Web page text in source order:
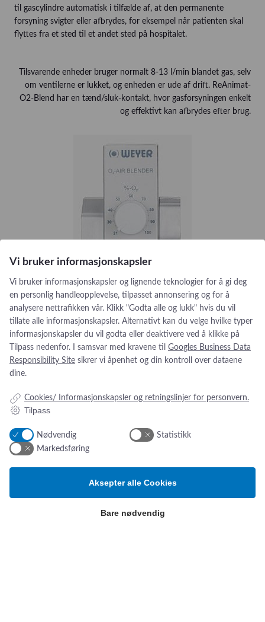
til gascylindre automatisk i tilfælde af, at den permanente
forsyning svigter eller afbrydes, for eksempel når patienten skal
flyttes fra et sted til et andet sted på hospitalet.
Tilsvarende enheder bruger normalt 8-13 l/min blandet gas, selv
om ventilerne er lukket, og enheden er ude af drift. ReAnimat-
O2-Blend har en tænd/sluk-kontakt, hvor gasforsyningen enkelt
og effektivt kan afbrydes efter brug.
Om oss
Vi bruker informasjonskapsler
Vi bruker informasjonskapsler og lignende teknologier for å gi deg
en personlig handleopplevelse, tilpasset annonsering og for å
analysere nettrafikken vår. Klikk "Godta alle og lukk" hvis du vil
tillate alle informasjonskapsler. Alternativt kan du velge hvilke typer
informasjonskapsler du vil godta eller deaktivere ved å klikke på
Tilpass nedenfor. I samsvar med kravene til Googles Business Data
Responsibility Site sikrer vi åpenhet og din kontroll over dataene
dine.
Cookies/ Informasjonskapsler og retningslinjer for personvern.
Tilpass
Nødvendig
Statistikk
Markedsføring
Bare nødvendig
Aksepter alle Cookies